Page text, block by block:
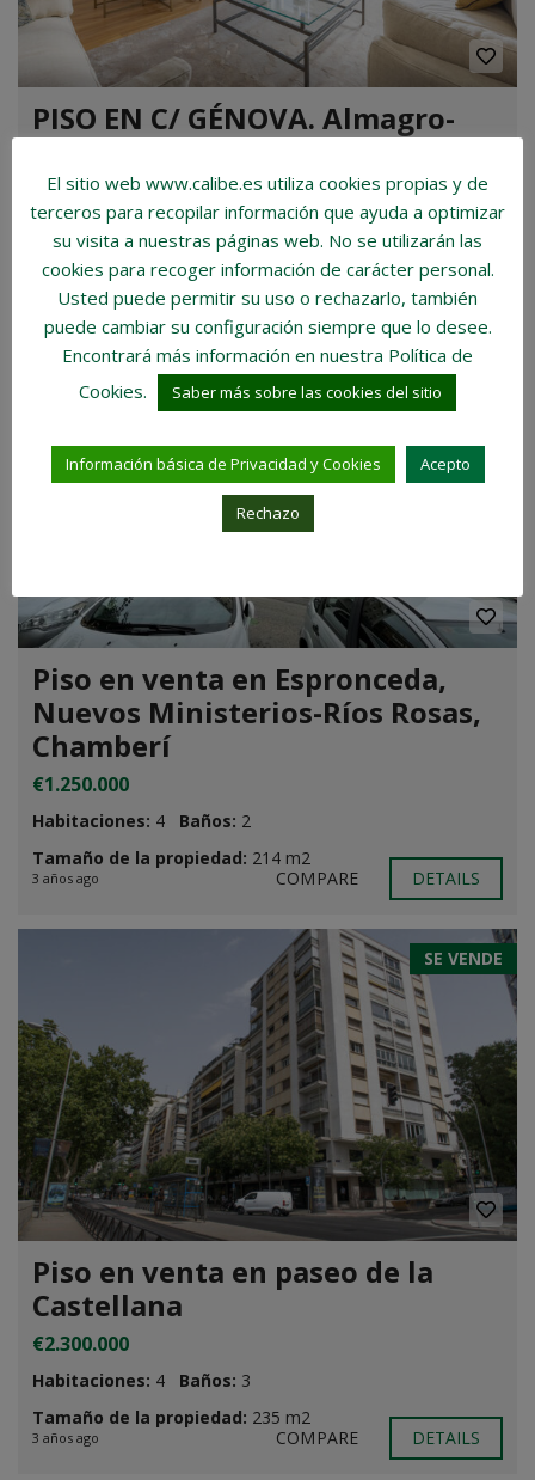
PISO EN C/ GÉNOVA. Almagro-
€3.650.000
Habitaciones: Baños:
Tamaño de la propiedad: 304 m2
DETAILS
NO DISPONIBLE
Piso en venta en Espronceda,
Nuevos Ministerios-Ríos Rosas,
Chamberí
€1.250.000
Habitaciones: 4 Baños: 2
Tamaño de la propiedad: 214 m2
3 años ago COMPARE DETAILS
SE VENDE
Piso en venta en paseo de la
Castellana
€2.300.000
Habitaciones: 4 Baños: 3
Tamaño de la propiedad: 235 m2
3 años ago COMPARE DETAILS
El sitio web www.calibe.es utiliza cookies propias y de
terceros para recopilar información que ayuda a optimizar
su visita a nuestras páginas web. No se utilizarán las
cookies para recoger información de carácter personal.
Usted puede permitir su uso o rechazarlo, también
puede cambiar su configuración siempre que lo desee.
Encontrará más información en nuestra Política de
Cookies.
Saber más sobre las cookies del sitio
Información básica de Privacidad y Cookies Acepto
Rechazo